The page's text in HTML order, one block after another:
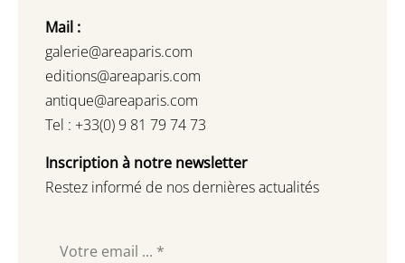
Mail :
galerie@areaparis.com
editions@areaparis.com
antique@areaparis.com
Tel : +33(0) 9 81 79 74 73
Inscription à notre newsletter
Restez informé de nos dernières actualités